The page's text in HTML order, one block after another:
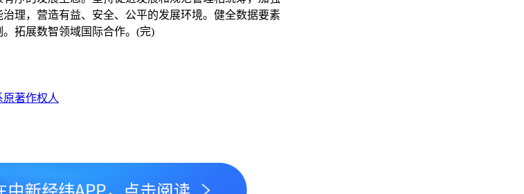
理，营造有益、安全、公平的发展环境。健全数据要素
拓展数智领域国际合作。(完)
著作权人